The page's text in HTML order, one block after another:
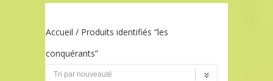
Accueil / Produits identifiés “les
conquérants”